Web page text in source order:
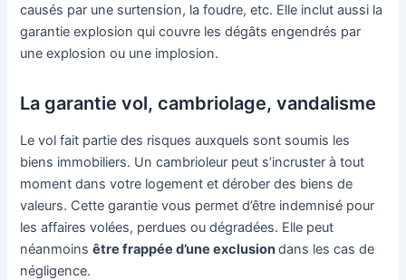
causés par une surtension, la foudre, etc. Elle inclut aussi la
garantie explosion qui couvre les dégâts engendrés par
une explosion ou une implosion.
La garantie vol, cambriolage, vandalisme
Le vol fait partie des risques auxquels sont soumis les
biens immobiliers. Un cambrioleur peut s’incruster à tout
moment dans votre logement et dérober des biens de
valeurs. Cette garantie vous permet d’être indemnisé pour
les affaires volées, perdues ou dégradées. Elle peut
néanmoinsêtre frappée d’une exclusiondans les cas de
négligence.